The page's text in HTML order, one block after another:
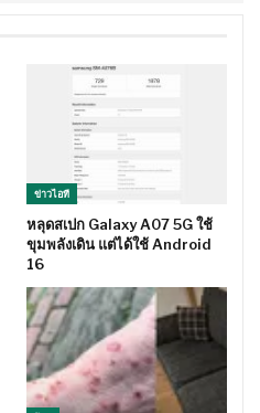
ข่าวไอที
หลุดสเปก Galaxy A07 5G ใช้
ขุมพลังเดิน แต่ได้ใช้ Android
16